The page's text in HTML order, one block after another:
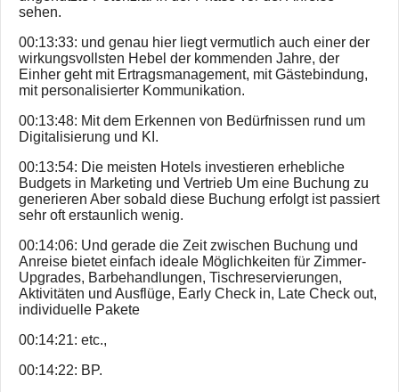
sehen.
00:13:33: und genau hier liegt vermutlich auch einer der
wirkungsvollsten Hebel der kommenden Jahre, der
Einher geht mit Ertragsmanagement, mit Gästebindung,
mit personalisierter Kommunikation.
00:13:48: Mit dem Erkennen von Bedürfnissen rund um
Digitalisierung und KI.
00:13:54: Die meisten Hotels investieren erhebliche
Budgets in Marketing und Vertrieb Um eine Buchung zu
generieren Aber sobald diese Buchung erfolgt ist passiert
sehr oft erstaunlich wenig.
00:14:06: Und gerade die Zeit zwischen Buchung und
Anreise bietet einfach ideale Möglichkeiten für Zimmer-
Upgrades, Barbehandlungen, Tischreservierungen,
Aktivitäten und Ausflüge, Early Check in, Late Check out,
individuelle Pakete
00:14:21: etc.,
00:14:22: BP.